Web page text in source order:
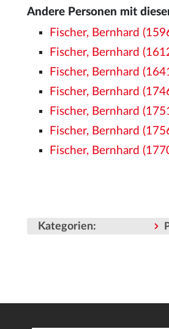
Andere Personen mit
Fischer, Bernhard
Fischer, Bernhard
Fischer, Bernhard
Fischer, Bernhard
Fischer, Bernhard
Fischer, Bernhard
Fischer, Bernhard
Kategorien: